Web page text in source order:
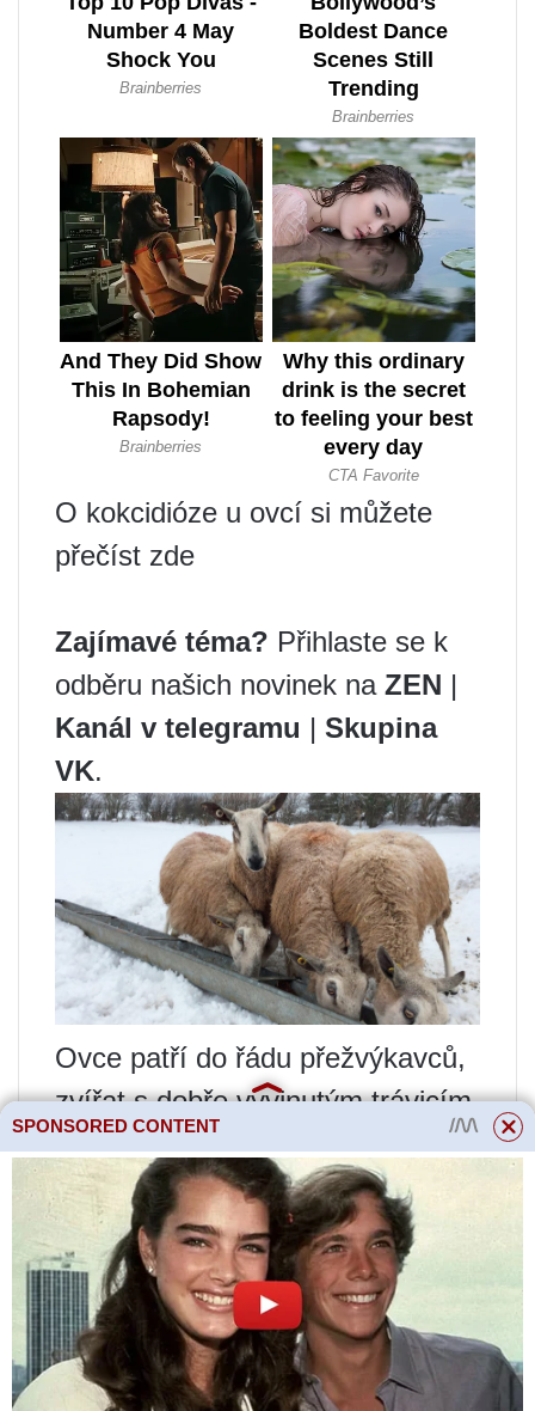
O kokcidióze u ovcí si můžete
přečíst zde
Zajímavé téma? Přihlaste se k
odběru našich novinek na ZEN |
Kanál v telegramu | Skupina
VK.
Ovce patří do řádu přežvýkavců,
zvířat s dobře vyvinutým trávicím
ústrojím, takže živiny potřebné
pro svůj organismus snadno
získává z objemného krmiva a
koncentrovaného krmiva. Na
základě údajů z amerických
pokusných stanic je známo, že
na přírůstek živé hmotnosti o 40
SPONSORED CONTENT